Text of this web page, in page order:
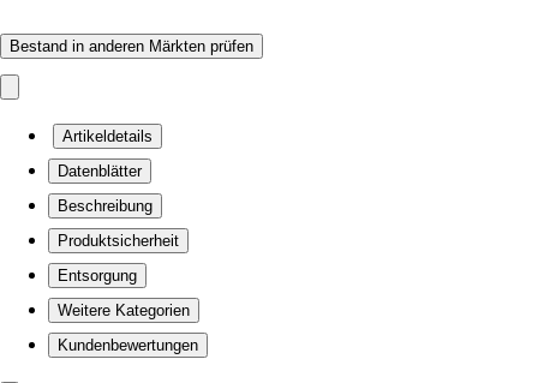
Bestand in anderen Märkten prüfen
Artikeldetails
Datenblätter
Beschreibung
Produktsicherheit
Entsorgung
Weitere Kategorien
Kundenbewertungen